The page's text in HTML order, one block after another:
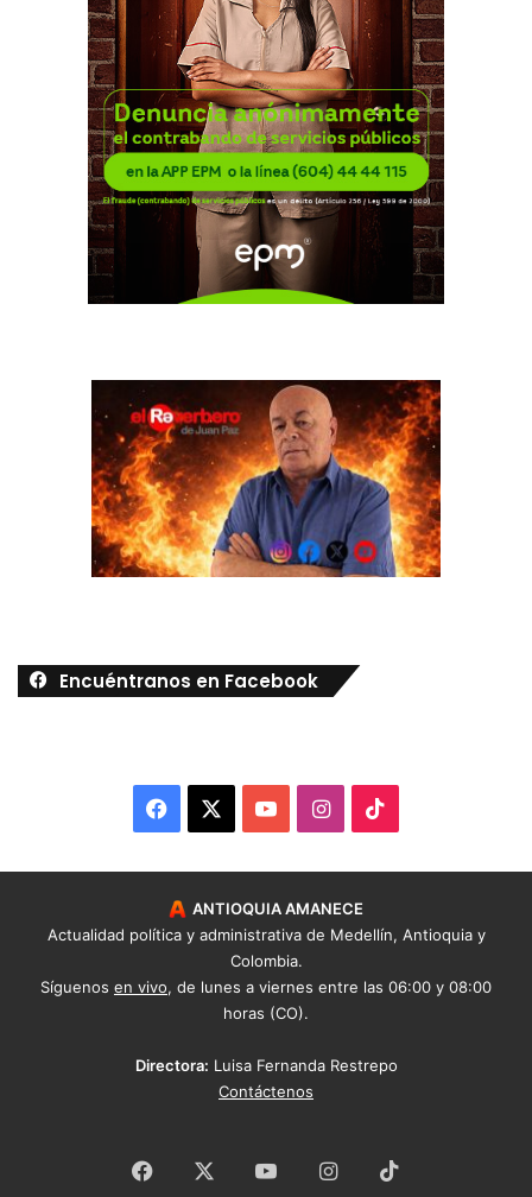
Encuéntranos en Facebook
Facebook YouTubeInstagram
ANTIOQUIA AMANECE
Actualidad política y administrativa de Medellín, Antioquia y
Colombia.
Síguenos en vivo, de lunes a viernes entre las 06:00 y 08:00
horas (CO).
Directora: Luisa Fernanda Restrepo
Contáctenos
Facebook YouTubeInstagram